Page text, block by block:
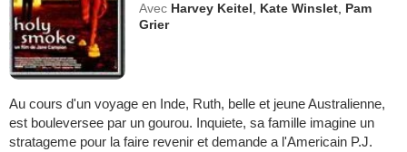
Avec Harvey Keitel, Kate Winslet, Pam
Grier
Au cours d'un voyage en Inde, Ruth, belle et jeune Australienne,
est bouleversee par un gourou. Inquiete, sa famille imagine un
stratageme pour la faire revenir et demande a l'Americain P.J.